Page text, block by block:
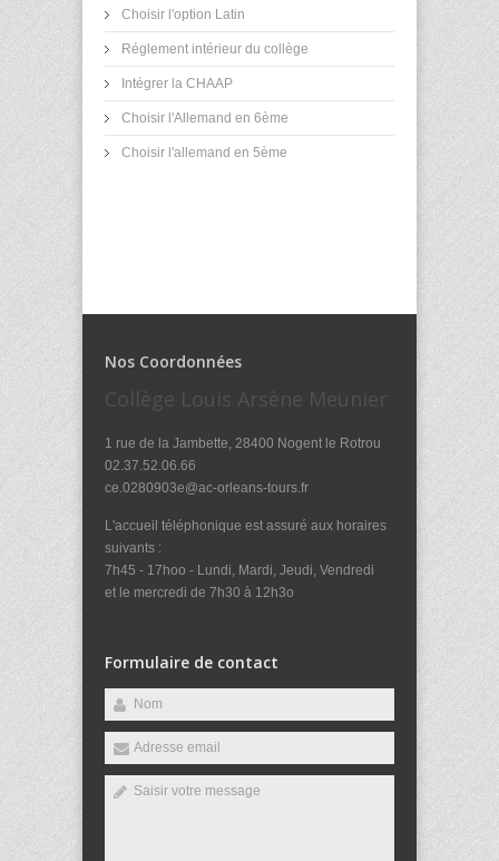
Choisir l'option Latin
Réglement intérieur du collège
Intégrer la CHAAP
Choisir l'Allemand en 6ème
Choisir l'allemand en 5ème
Nos Coordonnées
Collège Louis Arsène Meunier
1 rue de la Jambette, 28400 Nogent le Rotrou
02.37.52.06.66
ce.0280903e@ac-orleans-tours.fr
L'accueil téléphonique est assuré aux horaires
suivants :
7h45 - 17hoo - Lundi, Mardi, Jeudi, Vendredi
et le mercredi de 7h30 à 12h3o
Formulaire de contact